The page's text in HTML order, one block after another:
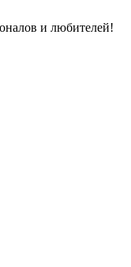
и любителей!